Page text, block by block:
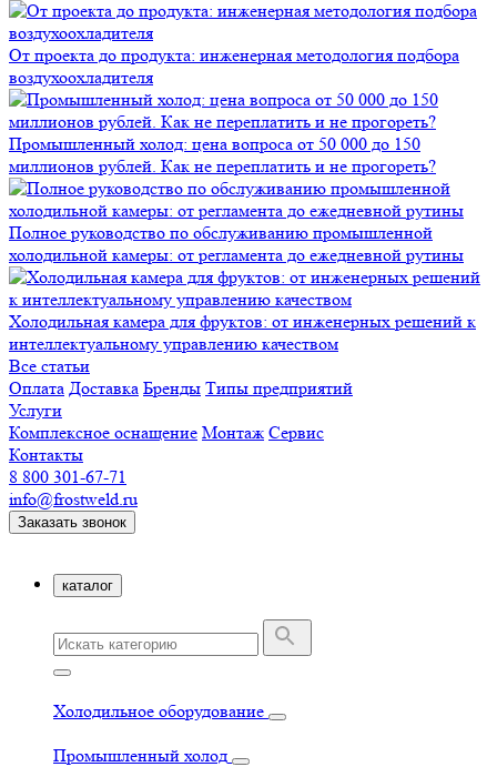
От проекта до продукта: инженерная методология подбора
воздухоохладителя
Промышленный холод: цена вопроса от 50 000 до 150
миллионов рублей. Как не переплатить и не прогореть?
Полное руководство по обслуживанию промышленной
холодильной камеры: от регламента до ежедневной рутины
Холодильная камера для фруктов: от инженерных решений к
интеллектуальному управлению качеством
Все статьи
Оплата Доставка Бренды Типы предприятий
Услуги
Комплексное оснащение Монтаж Сервис
Контакты
8 800 301-67-71
info@frostweld.ru
Заказать звонок
каталог
Холодильное оборудование
Промышленный холод